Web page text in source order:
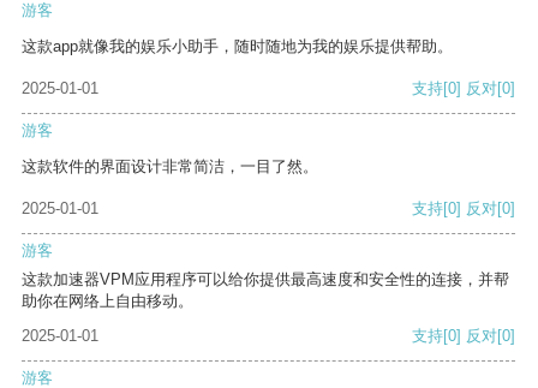
游客
这款app就像我的娱乐小助手，随时随地为我的娱乐提供帮助。
2025-01-01 支持[0] 反对[0]
游客
这款软件的界面设计非常简洁，一目了然。
2025-01-01 支持[0] 反对[0]
游客
这款加速器VPM应用程序可以给你提供最高速度和安全性的连接，并帮
助你在网络上自由移动。
2025-01-01
支持[0] 反对[0]
游客